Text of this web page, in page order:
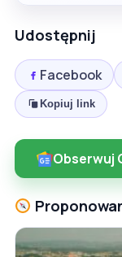
Udostępnij
Facebook
Kopiuj link
Obserwuj